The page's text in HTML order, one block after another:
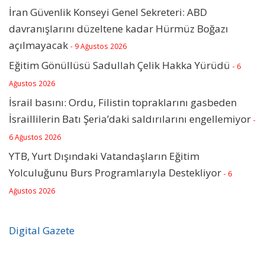
İran Güvenlik Konseyi Genel Sekreteri: ABD
davranışlarını düzeltene kadar Hürmüz Boğazı
açılmayacak - 9 Ağustos 2026
Eğitim Gönüllüsü Sadullah Çelik Hakka Yürüdü - 6
Ağustos 2026
İsrail basını: Ordu, Filistin topraklarını gasbeden
İsraillilerin Batı Şeria’daki saldırılarını engellemiyor -
6 Ağustos 2026
YTB, Yurt Dışındaki Vatandaşların Eğitim
Yolculuğunu Burs Programlarıyla Destekliyor - 6
Ağustos 2026
Digital Gazete